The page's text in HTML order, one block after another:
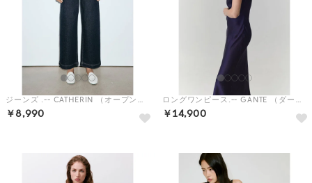
ジーンズ .-- CATHERIN （オープンブルー）
￥8,990
ロングワンピース.-- GANTE （ダークブルー）
￥14,900